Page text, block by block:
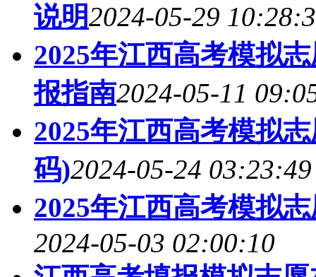
说明2024-05-29
2025年江西高考模拟
报指南2024-05-11
2025年江西高考模拟
码)2024-05-24 03:23:49
2025年江西高考模拟
2024-05-03 02:00:10